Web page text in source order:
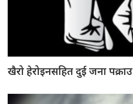
खैरो हेरोइनसहित दुई जना पक्राउ